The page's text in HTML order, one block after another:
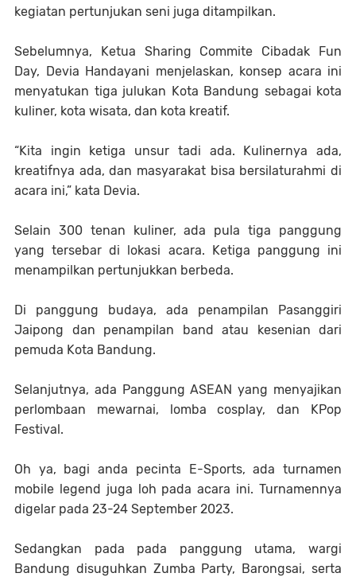
kegiatan pertunjukan seni juga ditampilkan.
Sebelumnya, Ketua Sharing Commite Cibadak Fun
Day, Devia Handayani menjelaskan, konsep acara ini
menyatukan tiga julukan Kota Bandung sebagai kota
kuliner, kota wisata, dan kota kreatif.
“Kita ingin ketiga unsur tadi ada. Kulinernya ada,
kreatifnya ada, dan masyarakat bisa bersilaturahmi di
acara ini,” kata Devia.
Selain 300 tenan kuliner, ada pula tiga panggung
yang tersebar di lokasi acara. Ketiga panggung ini
menampilkan pertunjukkan berbeda.
Di panggung budaya, ada penampilan Pasanggiri
Jaipong dan penampilan band atau kesenian dari
pemuda Kota Bandung.
Selanjutnya, ada Panggung ASEAN yang menyajikan
perlombaan mewarnai, lomba cosplay, dan KPop
Festival.
Oh ya, bagi anda pecinta E-Sports, ada turnamen
mobile legend juga loh pada acara ini. Turnamennya
digelar pada 23-24 September 2023.
Sedangkan pada pada panggung utama, wargi
Bandung disuguhkan Zumba Party, Barongsai, serta